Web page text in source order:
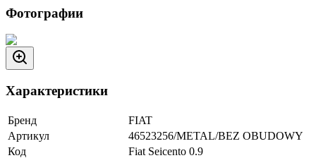
Фотографии
Характеристики
Бренд
FIAT
Артикул
46523256/METAL/BEZ OBUDOWY
Код
Fiat Seicento 0.9